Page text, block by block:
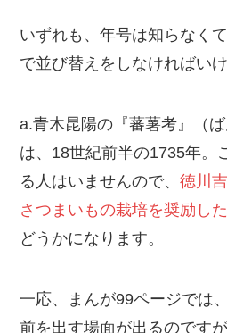
いずれも、年号は知らなく
で並び替えをしなければいけ
a.青木昆陽の『蕃薯考』（
は、18世紀前半の1735年。
る人はいませんので、徳川
さつまいもの栽培を奨励した
どうかになります。
一応、まんが99ページでは
前を出す場面が出るのです